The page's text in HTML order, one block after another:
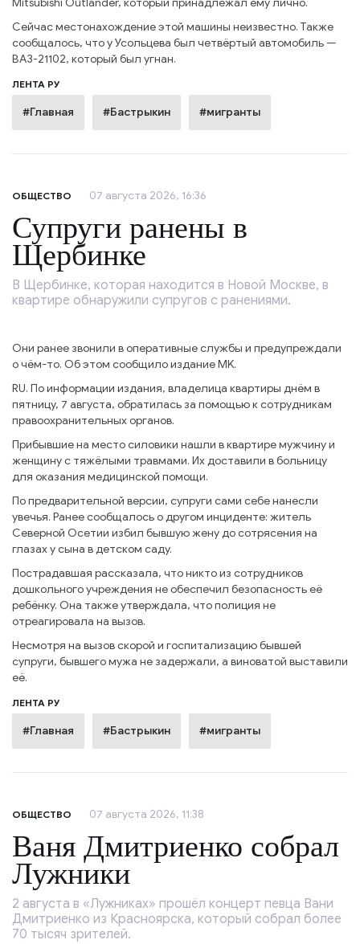
Mitsubishi Outlander, который принадлежал ему лично.
Сейчас местонахождение этой машины неизвестно. Также
сообщалось, что у Усольцева был четвёртый автомобиль —
ВАЗ-21102, который был угнан.
ЛЕНТА РУ
#Главная #Бастрыкин #мигранты
ОБЩЕСТВО 07 августа 2026, 16:36
Супруги ранены в
Щербинке
В Щербинке, которая находится в Новой Москве, в
квартире обнаружили супругов с ранениями.
Они ранее звонили в оперативные службы и предупреждали
о чём-то. Об этом сообщило издание MK.
RU. По информации издания, владелица квартиры днём в
пятницу, 7 августа, обратилась за помощью к сотрудникам
правоохранительных органов.
Прибывшие на место силовики нашли в квартире мужчину и
женщину с тяжёлыми травмами. Их доставили в больницу
для оказания медицинской помощи.
По предварительной версии, супруги сами себе нанесли
увечья. Ранее сообщалось о другом инциденте: житель
Северной Осетии избил бывшую жену до сотрясения на
глазах у сына в детском саду.
Пострадавшая рассказала, что никто из сотрудников
дошкольного учреждения не обеспечил безопасность её
ребёнку. Она также утверждала, что полиция не
отреагировала на вызов.
Несмотря на вызов скорой и госпитализацию бывшей
супруги, бывшего мужа не задержали, а виноватой выставили
её.
ЛЕНТА РУ
#Главная #Бастрыкин #мигранты
ОБЩЕСТВО 07 августа 2026, 11:38
Ваня Дмитриенко собрал
Лужники
2 августа в «Лужниках» прошёл концерт певца Вани
Дмитриенко из Красноярска, который собрал более
70 тысяч зрителей.